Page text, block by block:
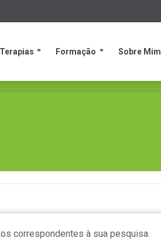
Terapias Formação Sobre Mim
correspondentes à sua pesquisa.